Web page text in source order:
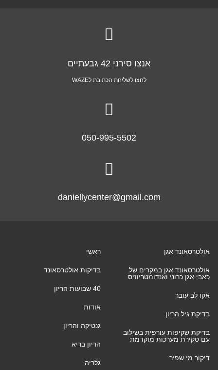

אנצו סירני 42 גבעתיים
לחצו לשליחת הכתובת לWAZE

050-995-5502

daniellycenter@gmail.com
אולטרסאונד אגן
אולטרסאונד אגן במקרים של
כאבי אגן כרוני ואנדומטריוזיס
אקו לב עובר
בדיקת גיל הריון
בדיקת שקיפות עורפית בשילוב
עם סקירת מערכות מוקדמת
דיקור מי שפיר
ראשי
בדיקות אולטרסאונד
40 שבועות הריון
אודות
גנטיקה והריון
הריון בריא
גלריה